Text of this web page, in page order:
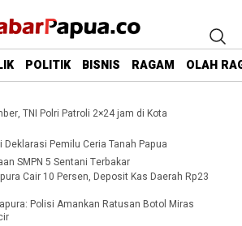
POLITIK BISNIS RAGAM OLAH
TNI Polri Patroli 2×24 jam di Kota
Deklarasi Pemilu Ceria Tanah Papua
SMPN 5 Sentani Terbakar
Cair 10 Persen, Deposit Kas Daerah Rp23
Polisi Amankan Ratusan Botol Miras